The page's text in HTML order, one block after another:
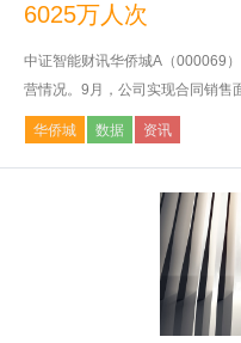
6025万人次
中证智能财讯华侨城A（000069
营情况。9月，公司实现合同销售
华侨城 数据 资讯